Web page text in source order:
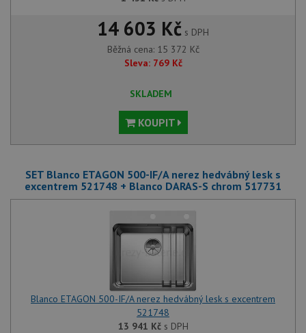
14 603 Kč s DPH
Běžná cena: 15 372 Kč
Sleva: 769 Kč
SKLADEM
KOUPIT
SET Blanco ETAGON 500-IF/A nerez hedvábný lesk s
excentrem 521748 + Blanco DARAS-S chrom 517731
Blanco ETAGON 500-IF/A nerez hedvábný lesk s excentrem
521748
13 941 Kčs DPH